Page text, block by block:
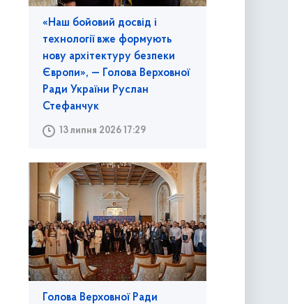
«Наш бойовий досвід і
технології вже формують
нову архітектуру безпеки
Європи», — Голова Верховної
Ради України Руслан
Стефанчук
13 липня 2026 17:29
Голова Верховної Ради